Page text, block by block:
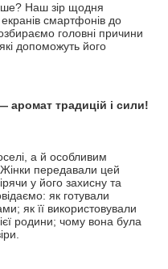
Наш зір щодня
смартфонів до
головні причини
допоможуть його
аромат традицій і сили!
а й особливим
передавали цей
у його захисну та
як готували
як її використовували
родини; чому вона була